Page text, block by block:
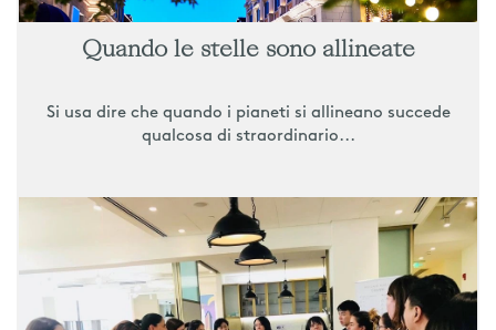
Quando le stelle sono allineate
Si usa dire che quando i pianeti si allineano succede
qualcosa di straordinario...